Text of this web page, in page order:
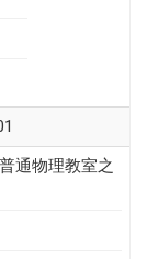
通物理教室之